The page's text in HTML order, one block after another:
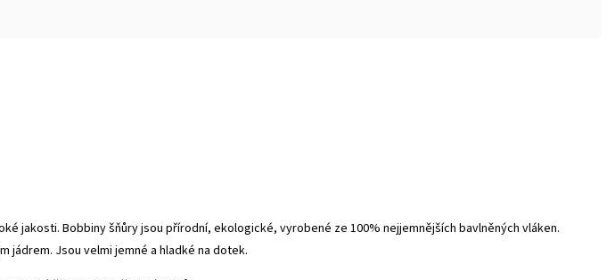
jakosti. Bobbiny šňůry jsou přírodní, ekologické, vyrobené ze 100% nejjemnějších bavlněných vláken.
jádrem. Jsou velmi jemné a hladké na dotek.